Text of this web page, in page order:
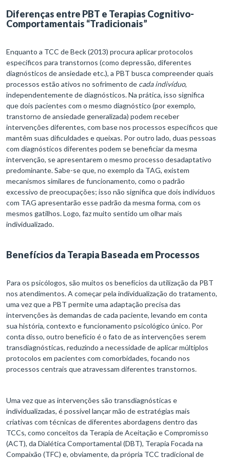
Diferenças entre PBT e Terapias Cognitivo-
Comportamentais “Tradicionais”
Enquanto a TCC de Beck (2013) procura aplicar protocolos
específicos para transtornos (como depressão, diferentes
diagnósticos de ansiedade etc.), a PBT busca compreender quais
processos estão ativos no sofrimento de cada indivíduo,
independentemente de diagnósticos. Na prática, isso significa
que dois pacientes com o mesmo diagnóstico (por exemplo,
transtorno de ansiedade generalizada) podem receber
intervenções diferentes, com base nos processos específicos que
mantêm suas dificuldades e queixas. Por outro lado, duas pessoas
com diagnósticos diferentes podem se beneficiar da mesma
intervenção, se apresentarem o mesmo processo desadaptativo
predominante. Sabe-se que, no exemplo da TAG, existem
mecanismos similares de funcionamento, como o padrão
excessivo de preocupações; isso não significa que dois indivíduos
com TAG apresentarão esse padrão da mesma forma, com os
mesmos gatilhos. Logo, faz muito sentido um olhar mais
individualizado.
Benefícios da Terapia Baseada em Processos
Para os psicólogos, são muitos os benefícios da utilização da PBT
nos atendimentos. A começar pela individualização do tratamento,
uma vez que a PBT permite uma adaptação precisa das
intervenções às demandas de cada paciente, levando em conta
sua história, contexto e funcionamento psicológico único. Por
conta disso, outro benefício é o fato de as intervenções serem
transdiagnósticas, reduzindo a necessidade de aplicar múltiplos
protocolos em pacientes com comorbidades, focando nos
processos centrais que atravessam diferentes transtornos.
Uma vez que as intervenções são transdiagnósticas e
individualizadas, é possível lançar mão de estratégias mais
criativas com técnicas de diferentes abordagens dentro das
TCCs, como conceitos da Terapia de Aceitação e Compromisso
(ACT), da Dialética Comportamental (DBT), Terapia Focada na
Compaixão (TFC) e, obviamente, da própria TCC tradicional de